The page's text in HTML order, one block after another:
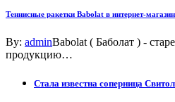
Теннисные ракетки Babolat в интернет-
By: adminBabolat ( Баболат ) -
продукцию…
Стала известна соперница